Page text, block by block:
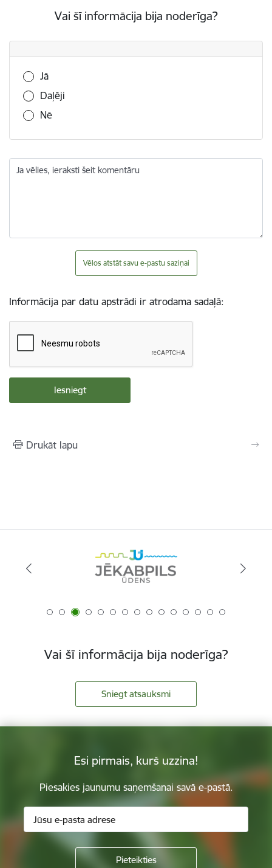
Vai šī informācija bija noderīga?
Vai šī informācija bija noderīga?
Jā
Daļēji
Nē
Ja vēlies, ieraksti šeit komentāru
Vēlos atstāt savu e-pastu saziņai
Informācija par datu apstrādi ir atrodama sadaļā:
Drukāt lapu
Vai šī informācija bija noderīga?
Sniegt atsauksmi
Esi pirmais, kurš uzzina!
Piesakies jaunumu saņemšanai savā e-pastā.